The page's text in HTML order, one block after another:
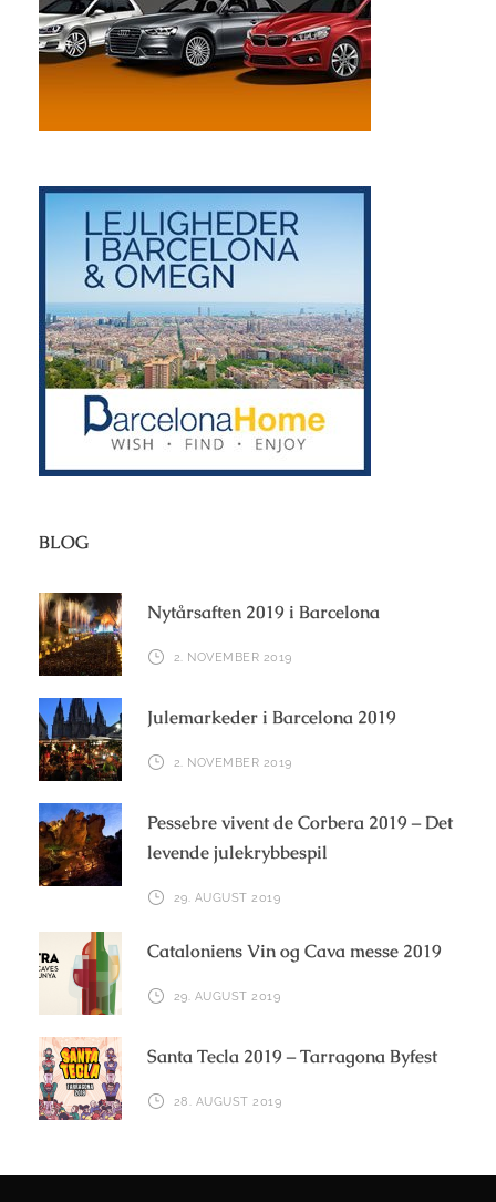
BLOG
Nytårsaften 2019 i Barcelona
2. NOVEMBER 2019
Julemarkeder i Barcelona 2019
2. NOVEMBER 2019
Pessebre vivent de Corbera 2019 – Det
levende julekrybbespil
29. AUGUST 2019
Cataloniens Vin og Cava messe 2019
29. AUGUST 2019
Santa Tecla 2019 – Tarragona Byfest
28. AUGUST 2019